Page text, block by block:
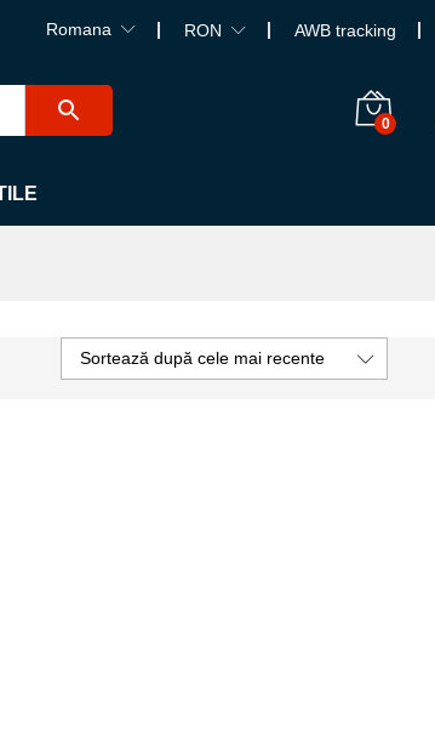
Romana RON AWB tracking
0
Sortează după cele mai recente